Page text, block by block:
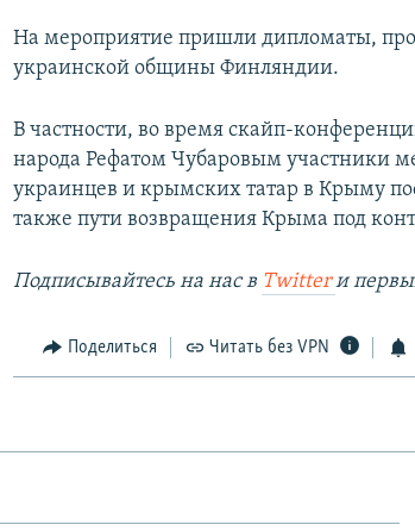
На мероприятие пришли дипломаты,
украинской общины Финляндии.
В частности, во время скайп-
народа Рефатом Чубаровым участники
украинцев и крымских татар в Крыму
также пути возвращения Крыма под
Подписывайтесь на наc в Twitterи
Поделиться Читать без VPN